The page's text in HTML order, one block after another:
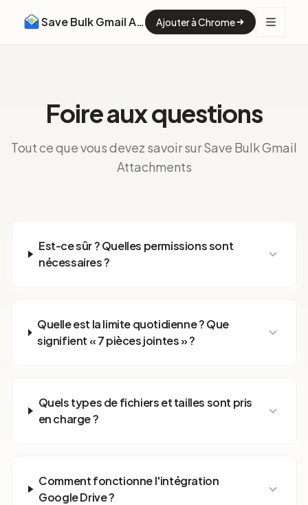
Save Bulk Gmail Attachments Ajouter à Chrome
Foire aux questions
Tout ce que vous devez savoir sur Save Bulk Gmail
Attachments
Est-ce sûr ? Quelles permissions sont
nécessaires ?
Quelle est la limite quotidienne ? Que
signifient « 7 pièces jointes » ?
Quels types de fichiers et tailles sont pris
en charge ?
Comment fonctionne l'intégration
Google Drive ?